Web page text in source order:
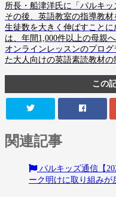
所長・船津洋氏に「パルキッ
その後、英語教室の指導教材
生徒数を大きく伸ばすこと
は、年間1,000件以上の母親
オンラインレッスンのプロ
た大人向けの英語素読教材の
この
関連記事
パルキッズ通信【
ーク明けに取り組み